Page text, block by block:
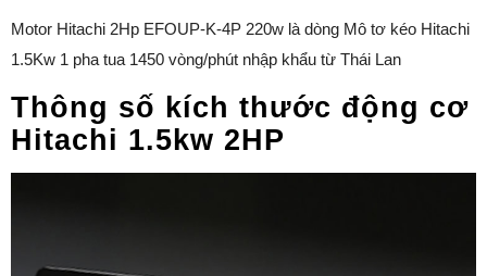
Motor Hitachi 2Hp EFOUP-K-4P 220w là dòng Mô tơ kéo Hitachi
1.5Kw 1 pha tua 1450 vòng/phút nhập khẩu từ Thái Lan
Thông số kích thước động cơ
Hitachi 1.5kw 2HP